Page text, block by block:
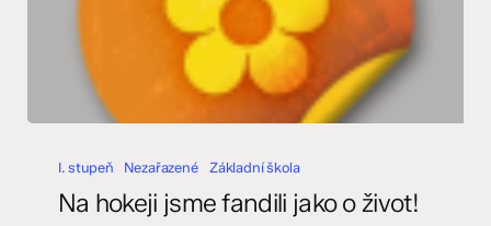
hokeji
fandili
I. stupeň Nezařazené Základní škola
Na hokeji jsme fandili jako o život!